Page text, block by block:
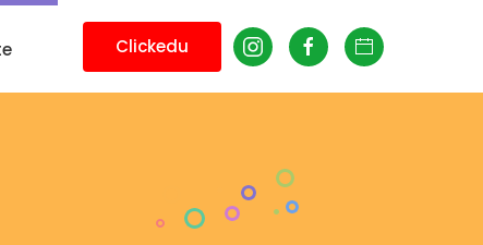
Clickedu